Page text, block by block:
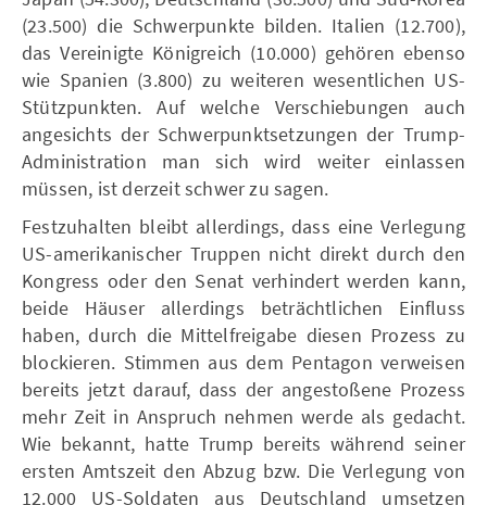
(23.500) die Schwerpunkte bilden. Italien (12.700),
das Vereinigte Königreich (10.000) gehören ebenso
wie Spanien (3.800) zu weiteren wesentlichen US-
Stützpunkten. Auf welche Verschiebungen auch
angesichts der Schwerpunktsetzungen der Trump-
Administration man sich wird weiter einlassen
müssen, ist derzeit schwer zu sagen.
Festzuhalten bleibt allerdings, dass eine Verlegung
US-amerikanischer Truppen nicht direkt durch den
Kongress oder den Senat verhindert werden kann,
beide Häuser allerdings beträchtlichen Einfluss
haben, durch die Mittelfreigabe diesen Prozess zu
blockieren. Stimmen aus dem Pentagon verweisen
bereits jetzt darauf, dass der angestoßene Prozess
mehr Zeit in Anspruch nehmen werde als gedacht.
Wie bekannt, hatte Trump bereits während seiner
ersten Amtszeit den Abzug bzw. Die Verlegung von
12.000 US-Soldaten aus Deutschland umsetzen